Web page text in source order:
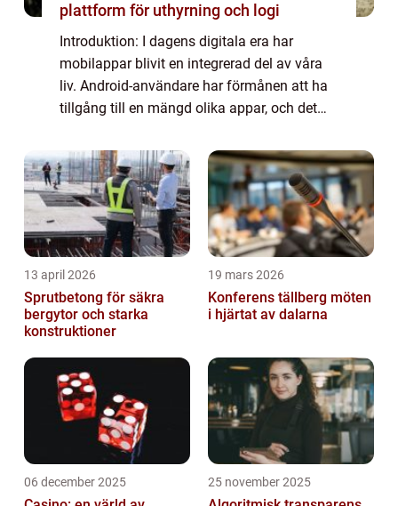
plattform för uthyrning och logi
Introduktion: I dagens digitala era har
mobilappar blivit en integrerad del av våra
liv. Android-användare har förmånen att ha
tillgång till en mängd olika appar, och det
ladda ner och använda. I denna art...
13 april 2026
Sprutbetong för säkra
bergytor och starka
konstruktioner
19 mars 2026
Konferens tällberg möten
i hjärtat av dalarna
06 december 2025 25 november 2025